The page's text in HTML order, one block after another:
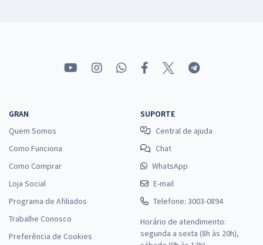
GRAN
Quem Somos
Como Funciona
Como Comprar
Loja Social
Programa de Afiliados
Trabalhe Conosco
Preferência de Cookies
SUPORTE
Central de ajuda
Chat
WhatsApp
E-mail
Telefone: 3003-0894
Horário de atendimento:
segunda a sexta (8h às 20h),